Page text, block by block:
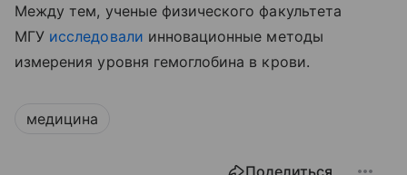
Между тем, ученые физического факультета
МГУ исследовали инновационные методы
измерения уровня гемоглобина в крови.
медицина
Поделиться